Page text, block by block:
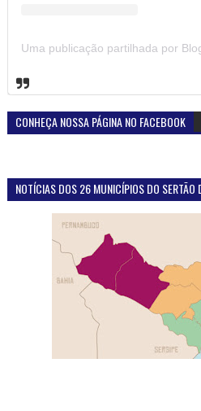
CONHEÇA NOSSA PÁGINA NO FACEBOOK
NOTÍCIAS DOS 26 MUNICÍPIOS DO SERTÃO